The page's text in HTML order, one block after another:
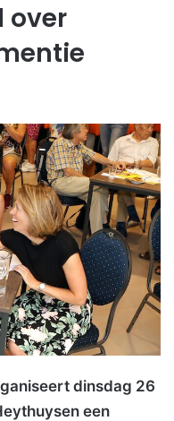
over
dinsdag 26
een